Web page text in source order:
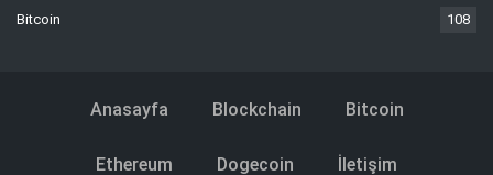
Bitcoin 108
Anasayfa Blockchain Bitcoin
Ethereum Dogecoin İletişim